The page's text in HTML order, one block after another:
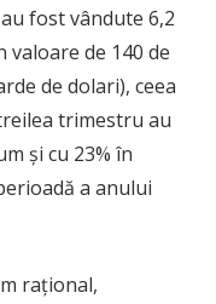
fost vândute 6,2
valoare de 140 de
de dolari), ceea
trimestru au
și cu 23% în
a anului
rațional,